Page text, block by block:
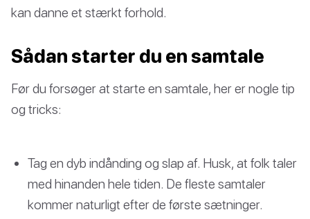
kan danne et stærkt forhold.
Sådan starter du en samtale
Før du forsøger at starte en samtale, her er nogle tip
og tricks:
Tag en dyb indånding og slap af. Husk, at folk taler
med hinanden hele tiden. De fleste samtaler
kommer naturligt efter de første sætninger.